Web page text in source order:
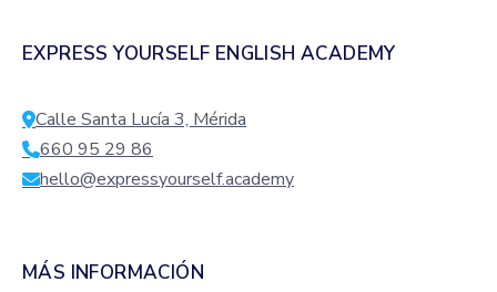
EXPRESS YOURSELF ENGLISH ACADEMY
Calle Santa Lucía 3, Mérida
660 95 29 86
hello@expressyourself.academy
MÁS INFORMACIÓN